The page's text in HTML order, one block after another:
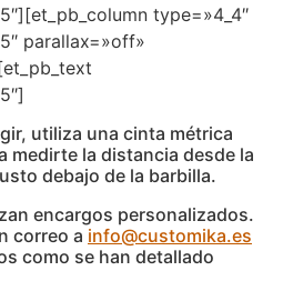
type=»4_4″
parallax=»off»
utiliza una cinta métrica
medirte la distancia desde la
debajo de la barbilla.
encargos personalizados.
correo a info@customika.es
como se han detallado